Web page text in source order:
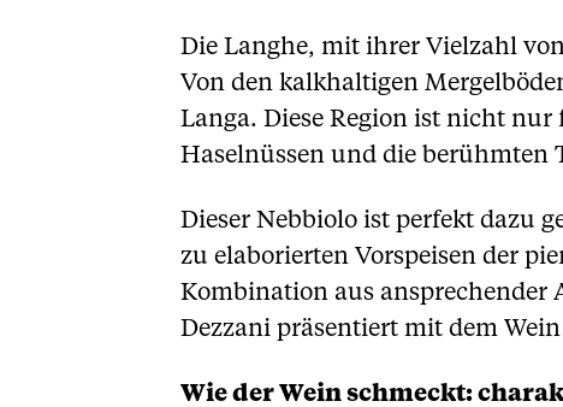
Die Langhe, mit ihrer Vielzahl
Von den kalkhaltigen
Langa. Diese Region ist nicht
Haselnüssen und die berühmten
Dieser Nebbiolo ist perfekt dazu
zu elaborierten Vorspeisen der
Kombination aus
Dezzani präsentiert mit dem
Wie der Wein schmeckt: